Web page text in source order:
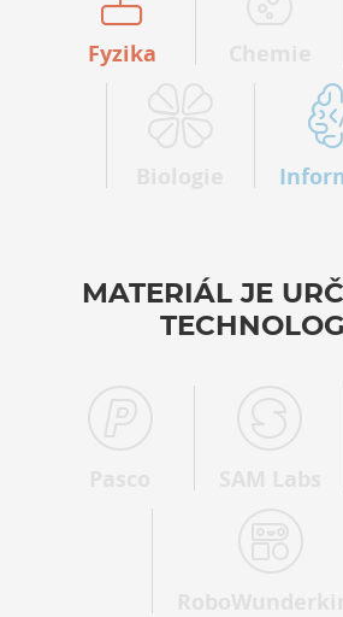
Fyzika
MATERIÁL JE